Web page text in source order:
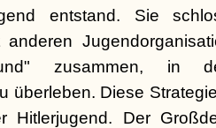
entstand. Sie
anderen
zusammen,
überleben. Diese
Hitlerjugend. Der